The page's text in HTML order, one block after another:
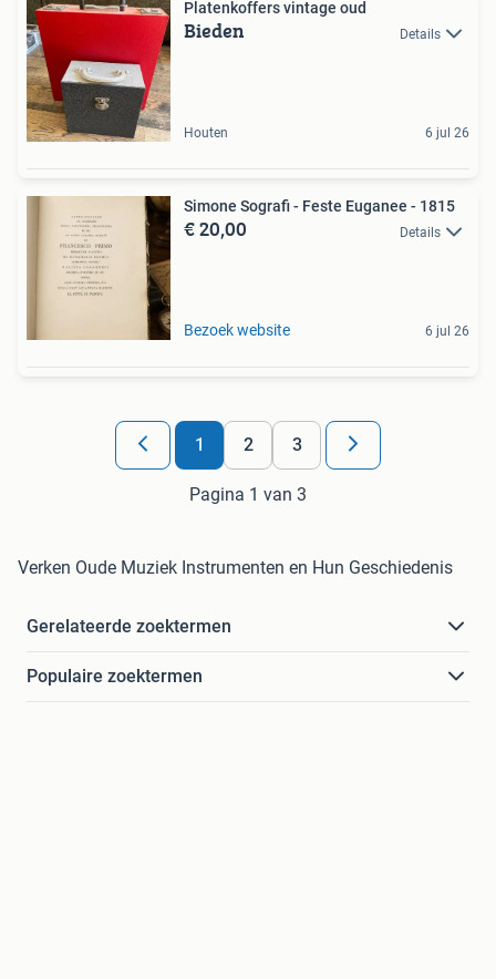
Platenkoffers vintage oud
Bieden Details
Houten 6 jul 26
Simone Sografi - Feste Euganee - 1815
€ 20,00 Details
Bezoek website 6 jul 26
1 2 3
Pagina 1 van 3
Verken Oude Muziek Instrumenten en Hun Geschiedenis
Gerelateerde zoektermen
Populaire zoektermen